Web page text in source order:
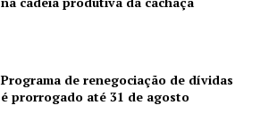
Programa de renegociação de dívidas
é prorrogado até 31 de agosto